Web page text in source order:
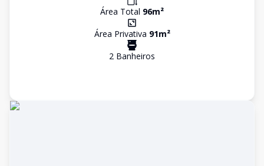
Área Total 96m²
Área Privativa 91m²
2 Banheiros